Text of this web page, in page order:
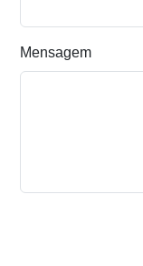
Mensagem